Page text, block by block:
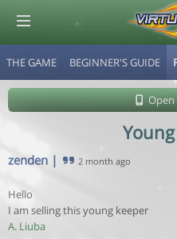
THE GAME BEGINNER'S GUIDE
Open
zenden | 2 month ago
Hello
I am selling this young keeper
A. Liuba
© Virtuafoot Manager by Aymeric Le